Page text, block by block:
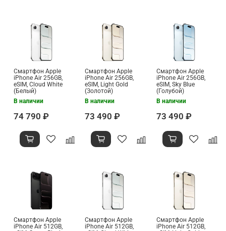
Смартфон Apple
iPhone Air 256GB,
eSIM, Cloud White
(Белый)
В наличии
74 790 ₽
Смартфон Apple
iPhone Air 256GB,
eSIM, Light Gold
(Золотой)
В наличии
73 490 ₽
Смартфон Apple
iPhone Air 256GB,
eSIM, Sky Blue
(Голубой)
В наличии
73 490 ₽
Смартфон Apple
iPhone Air 512GB,
Смартфон Apple
iPhone Air 512GB,
Смартфон Apple
iPhone Air 512GB,